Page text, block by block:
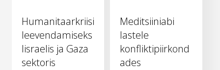
Humanitaarkriisi
leevendamiseks
Iisraelis ja Gaza
sektoris
Meditsiiniabi
lastele
konfliktipiirkond
ades